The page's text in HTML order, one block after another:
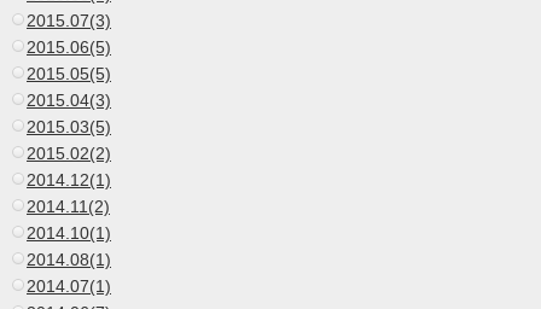
2015.07(3)
2015.06(5)
2015.05(5)
2015.04(3)
2015.03(5)
2015.02(2)
2014.12(1)
2014.11(2)
2014.10(1)
2014.08(1)
2014.07(1)